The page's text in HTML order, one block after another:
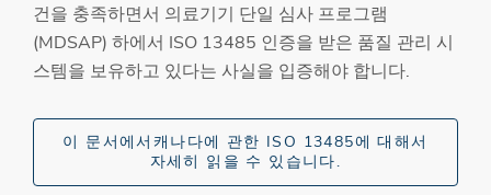
건을 충족하면서 의료기기 단일 심사 프로그램
(MDSAP) 하에서 ISO 13485 인증을 받은 품질 관리 시
스템을 보유하고 있다는 사실을 입증해야 합니다.
이 문서에서캐나다에 관한 ISO 13485에 대해서
자세히 읽을 수 있습니다.